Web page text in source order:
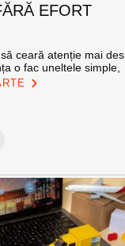
EFORT
ceară atenție mai des
o fac uneltele simple,